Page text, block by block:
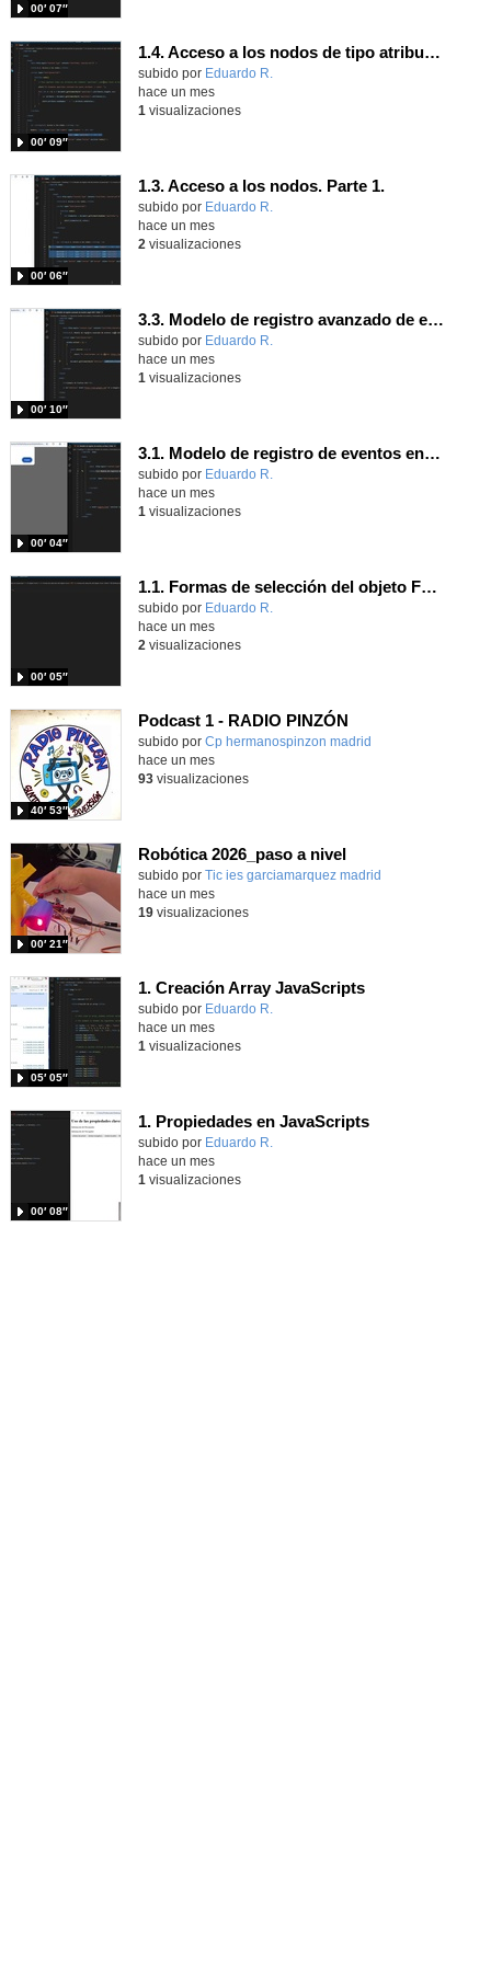
00′ 07″
1.4. Acceso a los nodos de tipo atributo. Parte 1.
Contenido educativo.
subido por Eduardo R.
00′ 09″
hace un mes
1 visualizaciones
1.3. Acceso a los nodos. Parte 1.
Contenido educativo.
subido por Eduardo R.
00′ 06″
hace un mes
2 visualizaciones
3.3. Modelo de registro avanzado de eventos según W3C 1.
Contenido educativo.
subido por Eduardo R.
00′ 10″
hace un mes
1 visualizaciones
3.1. Modelo de registro de eventos en línea 1.
Contenido educativo.
subido por Eduardo R.
00′ 04″
hace un mes
1 visualizaciones
1.1. Formas de selección del objeto Form 1.
Contenido educativo.
subido por Eduardo R.
00′ 05″
hace un mes
2 visualizaciones
Podcast 1 - RADIO PINZÓN
Contenido educativo.
subido por Cp hermanospinzon madrid
40′ 53″
hace un mes
93visualizaciones
Robótica 2026_paso a nivel
Contenido educativo.
subido por Tic ies garciamarquez madrid
00′ 21″
hace un mes
19visualizaciones
1. Creación Array JavaScripts
Contenido educativo.
subido por Eduardo R.
05′ 05″
hace un mes
1 visualizaciones
1. Propiedades en JavaScripts
Contenido educativo.
subido por Eduardo R.
00′ 08″
hace un mes
1 visualizaciones